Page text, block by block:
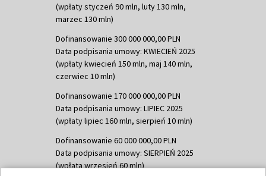
(wpłaty styczeń 90 mln, luty 130 mln,
marzec 130 mln)
Dofinansowanie 300 000 000,00 PLN
Data podpisania umowy: KWIECIEŃ 2025
(wpłaty kwiecień 150 mln, maj 140 mln,
czerwiec 10 mln)
Dofinansowanie 170 000 000,00 PLN
Data podpisania umowy: LIPIEC 2025
(wpłaty lipiec 160 mln, sierpień 10 mln)
Dofinansowanie 60 000 000,00 PLN
Data podpisania umowy: SIERPIEŃ 2025
(wpłata wrzesień 60 mln)